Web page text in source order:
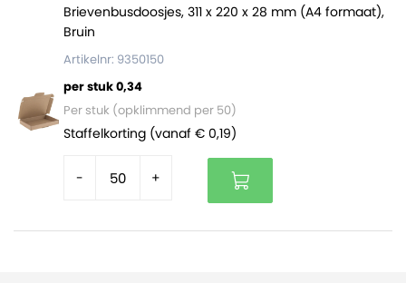
Brievenbusdoosjes, 311 x 220 x 28 mm (A4 formaat),
Bruin
Artikelnr: 9350150
per stuk 0,34
Per stuk (opklimmend per 50)
Staffelkorting (vanaf € 0,19)
- +